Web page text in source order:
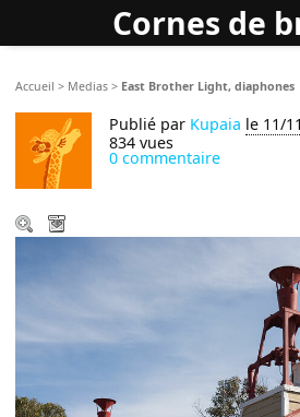
Cornes de
Accueil > Medias > East Brother Light, diaphones
Publié par Kupaia le 11/
834 vues
0 commentaire